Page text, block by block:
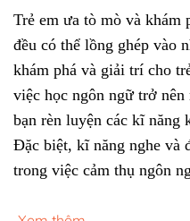
Trẻ em ưa tò mò và khám
đều có thể lồng ghép vào
khám phá và giải trí cho
việc học ngôn ngữ trở nên
bạn rèn luyện các kĩ năng
Đặc biệt, kĩ năng nghe và
trong việc cảm thụ ngôn